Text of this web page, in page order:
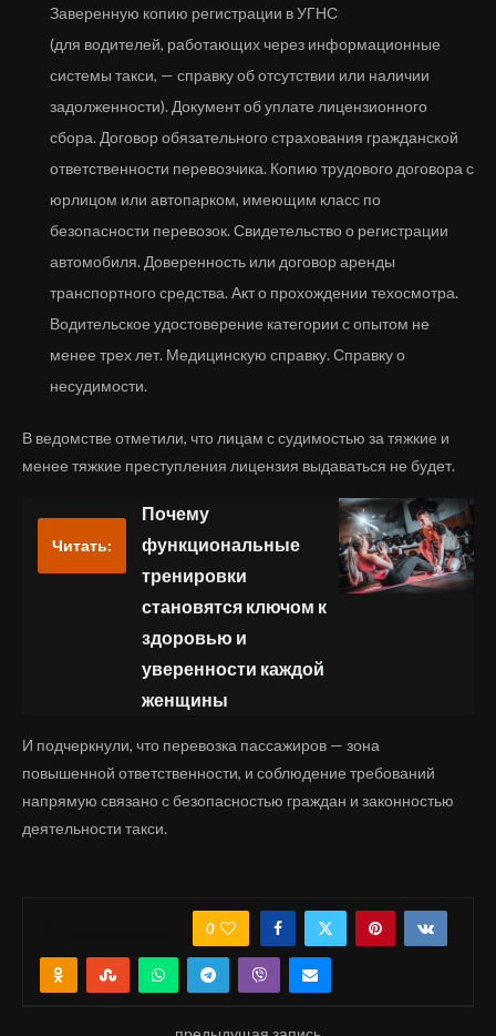
Заверенную копию регистрации в УГНС
(для водителей, работающих через информационные
системы такси, — справку об отсутствии или наличии
задолженности). Документ об уплате лицензионного
сбора. Договор обязательного страхования гражданской
ответственности перевозчика. Копию трудового договора с
юрлицом или автопарком, имеющим класс по
безопасности перевозок. Свидетельство о регистрации
автомобиля. Доверенность или договор аренды
транспортного средства. Акт о прохождении техосмотра.
Водительское удостоверение категории с опытом не
менее трех лет. Медицинскую справку. Справку о
несудимости.
В ведомстве отметили, что лицам с судимостью за тяжкие и
менее тяжкие преступления лицензия выдаваться не будет.
Читать:
Почему
функциональные
тренировки
становятся ключом к
здоровью и
уверенности каждой
женщины
И подчеркнули, что перевозка пассажиров — зона
повышенной ответственности, и соблюдение требований
напрямую связано с безопасностью граждан и законностью
деятельности такси.
0